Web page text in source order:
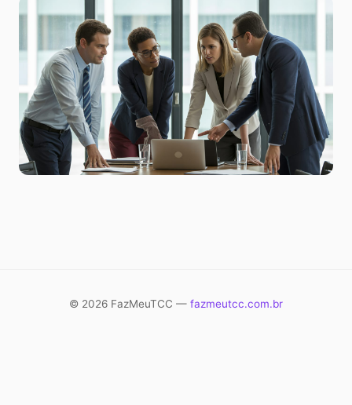
© 2026 FazMeuTCC — fazmeutcc.com.br